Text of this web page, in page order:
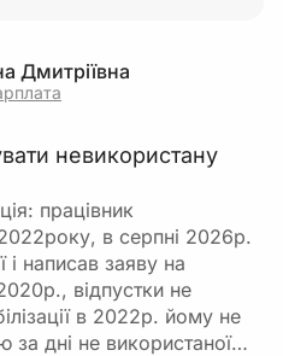
Дмитріївна
невикористану
працівник
в серпні 2026р.
і написав заяву на
відпустки не
в 2022р. йому не
за дні не використаної…